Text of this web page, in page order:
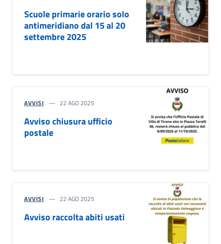
Scuole primarie orario solo
antimeridiano dal 15 al 20
settembre 2025
AVVISI 22 AGO 2025
Avviso chiusura ufficio
postale
AVVISI 22 AGO 2025
Avviso raccolta abiti usati